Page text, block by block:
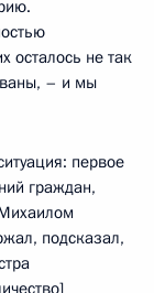
осталось не так
– и мы
первое
граждан,
подсказал,